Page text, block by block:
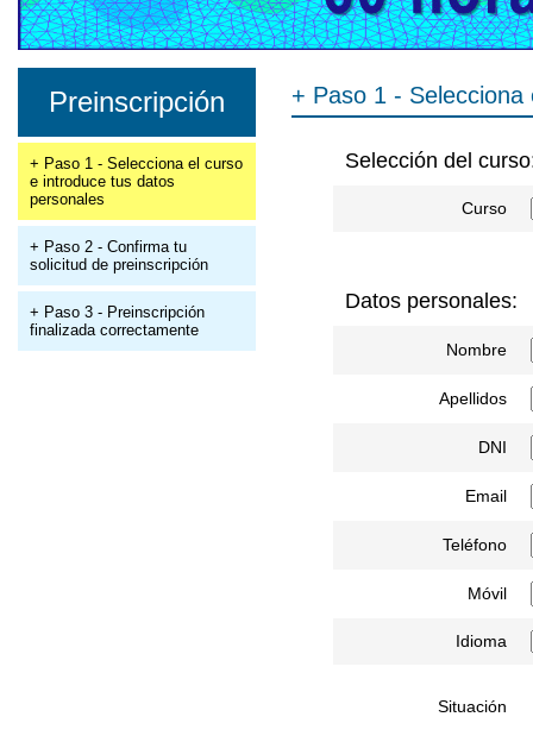
Preinscripción
+ Paso 1 - Selecciona el curso
e introduce tus datos
personales
+ Paso 2 - Confirma tu
solicitud de preinscripción
+ Paso 3 - Preinscripción
finalizada correctamente
+ Paso 1 -
Selección del
Curso
Datos personales:
Nombre
Apellidos
DNI
Email
Teléfono
Móvil
Idioma
Situación